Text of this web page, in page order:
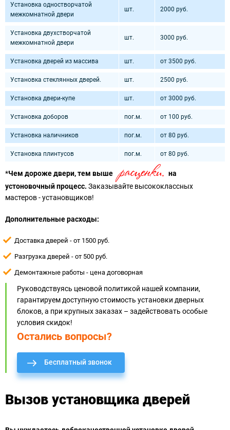
Установка одностворчатой
межкомнатной двери
шт. 2000 руб.
Установка двухстворчатой
межкомнатной двери
шт. 3000 руб.
Установка дверей из массива шт. от 3500 руб.
Установка стеклянных дверей. шт. 2500 руб.
Установка двери-купе шт. от 3000 руб.
Установка доборов пог.м. от 100 руб.
Установка наличников пог.м. от 80 руб.
Установка плинтусов пог.м. от 80 руб.
*Чем дороже двери, тем вышерасценки. на
устоновочный процесс. Заказывайте высококлассных
мастеров - установщиков!
Дополнительные расходы:
Доставка дверей - от 1500 руб.
Разгрузка дверей - от 500 руб.
Демонтажные работы - цена договорная
Руководствуясь ценовой политикой нашей компании,
гарантируем доступную стоимость установки дверных
блоков, а при крупных заказах – задействовать особые
условия скидок!
Остались вопросы?
Бесплатный звонок
Вызов установщика дверей